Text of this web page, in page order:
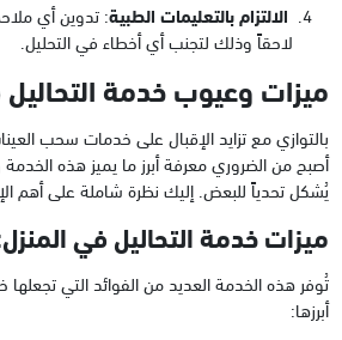
الالتزام بالتعليمات الطبية: تدوين أي
لاحقاً وذلك لتجنب أي أخطاء في التحليل.
ميزات وعيوب خدمة
بالتوازي مع تزايد الإقبال على خدمات سحب
أصبح من الضروري معرفة أبرز ما يميز هذه
يُشكل تحدياً للبعض. إليك نظرة شاملة على أهم
ميزات خدمة التحاليل في
تُوفر هذه الخدمة العديد من الفوائد التي تجعلها
أبرزها: